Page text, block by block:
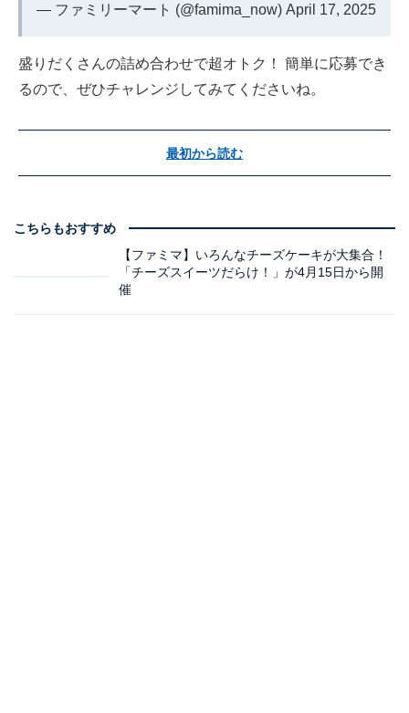
— ファミリーマート (@famima_now) April 17, 2025
盛りだくさんの詰め合わせで超オトク！ 簡単に応募でき
るので、ぜひチャレンジしてみてくださいね。
最初から読む
こちらもおすすめ
【ファミマ】いろんなチーズケーキが大集合！
「チーズスイーツだらけ！」が4月15日から開
催